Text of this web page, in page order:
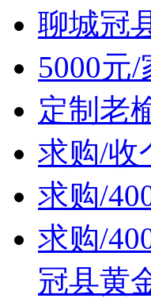
聊城冠
5000元
定制老
求购/收
求购/
求购/
冠县黄